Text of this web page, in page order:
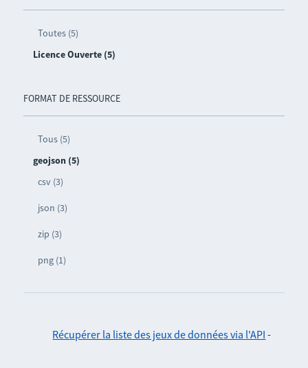
Toutes (5)
Licence Ouverte (5)
FORMAT DE RESSOURCE
Tous (5)
geojson (5)
csv (3)
json (3)
zip (3)
png (1)
Récupérer la liste des jeux de données via l'API -